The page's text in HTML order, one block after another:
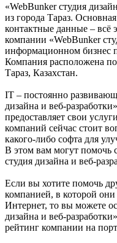
«WebBunker студия
из города Тараз.
контактные данные – всё
компании «WebBunker
информационном бизнес
Компания расположена
Тараз, Казахстан.
IT – постоянно
дизайна и веб-
предоставляет свои
компаний сейчас стоит
какого-либо софта для
В этом вам могут помочь
студия дизайна и веб-
Если вы хотите помочь
компанией, в которой они
Интернет, то вы можете
дизайна и веб-
рейтинг компании на